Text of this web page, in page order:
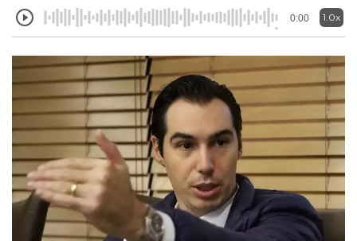
0:00 1.0x